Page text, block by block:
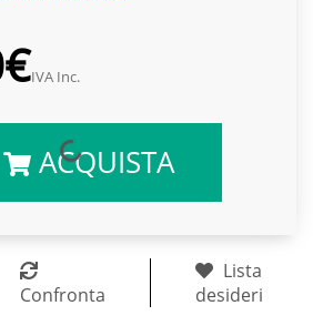
IVA Inc.
ACQUISTA
Confronta
Lista
desideri